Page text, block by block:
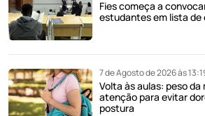
Fies começa a
estudantes em lista de
7 de Agosto de 2026 às
Volta às aulas: peso
atenção para evitar
postura